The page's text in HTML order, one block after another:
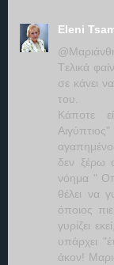
Eleni
Tελικά
σε κάνει
του.
Κάποτε
δεν ξέρω
νόημα "
θέλει να
όποιος
γυρίζει
υπάρχει
άκον!